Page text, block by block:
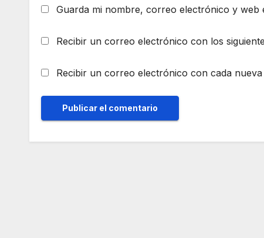
Guarda mi nombre, correo electrónico y web
Recibir un correo electrónico con los
Recibir un correo electrónico con cada nueva